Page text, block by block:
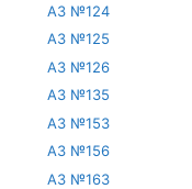
АЗ №124
АЗ №125
АЗ №126
АЗ №135
АЗ №153
АЗ №156
АЗ №163